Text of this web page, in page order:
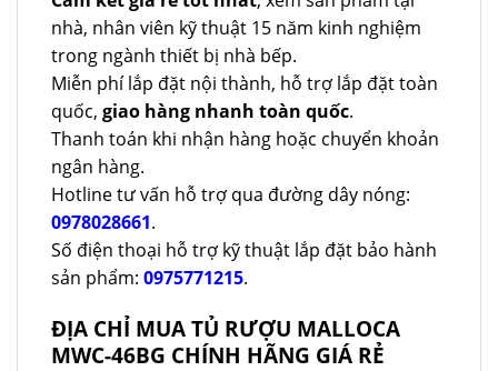
nhà, nhân viên kỹ thuật 15 năm kinh nghiệm
trong ngành thiết bị nhà bếp.
Miễn phí lắp đặt nội thành, hỗ trợ lắp đặt toàn
quốc, giao hàng nhanh toàn quốc.
Thanh toán khi nhận hàng hoặc chuyển khoản
ngân hàng.
Hotline tư vấn hỗ trợ qua đường dây nóng:
0978028661.
Số điện thoại hỗ trợ kỹ thuật lắp đặt bảo hành
sản phẩm: 0975771215.
ĐỊA CHỈ MUA TỦ RƯỢU MALLOCA
MWC-46BG CHÍNH HÃNG GIÁ RẺ